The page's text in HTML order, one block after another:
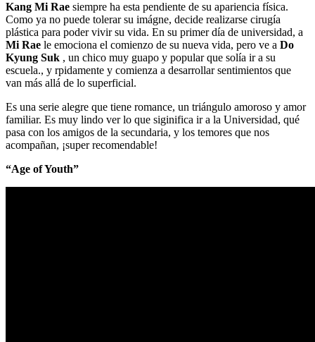
Kang Mi Rae siempre ha esta pendiente de su apariencia física.
Como ya no puede tolerar su imágne, decide realizarse cirugía
plástica para poder vivir su vida. En su primer día de universidad, a
Mi Rae le emociona el comienzo de su nueva vida, pero ve a Do
Kyung Suk , un chico muy guapo y popular que solía ir a su
escuela., y rpidamente y comienza a desarrollar sentimientos que
van más allá de lo superficial.
Es una serie alegre que tiene romance, un triángulo amoroso y amor
familiar. Es muy lindo ver lo que siginifica ir a la Universidad, qué
pasa con los amigos de la secundaria, y los temores que nos
acompañan, ¡super recomendable!
“Age of Youth”